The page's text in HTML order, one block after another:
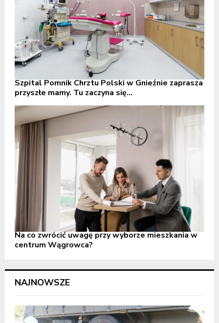
Szpital Pomnik Chrztu Polski w Gnieźnie zaprasza
przyszłe mamy. Tu zaczyna się...
Na co zwrócić uwagę przy wyborze mieszkania w
centrum Wągrowca?
NAJNOWSZE